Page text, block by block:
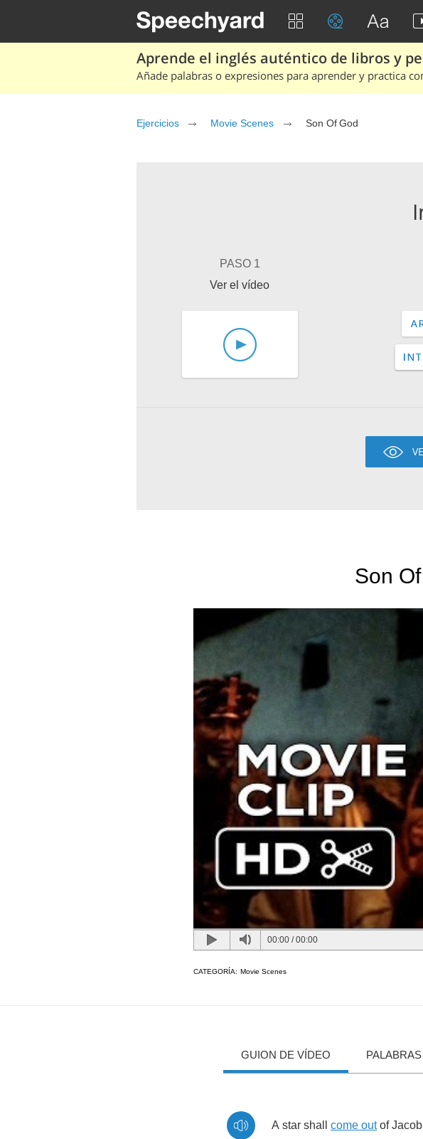
Aprende el inglés auténtico de libros y
Añade palabras o expresiones para aprender y practica
Ejercicios Movie Scenes Son Of God
PASO 1
Ver el vídeo
00:00 /00:00
CATEGORÍA: Movie Scenes
GUION DE VÍDEO
A star shall come out of Jacob